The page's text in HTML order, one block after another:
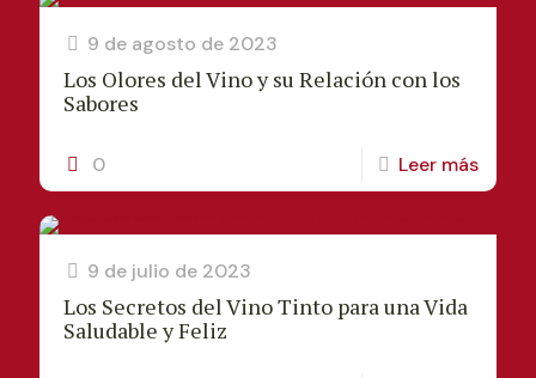
9 de agosto de 2023
Los Olores del Vino y su Relación con los
Sabores
0 Leer más
9 de julio de 2023
Los Secretos del Vino Tinto para una Vida
Saludable y Feliz